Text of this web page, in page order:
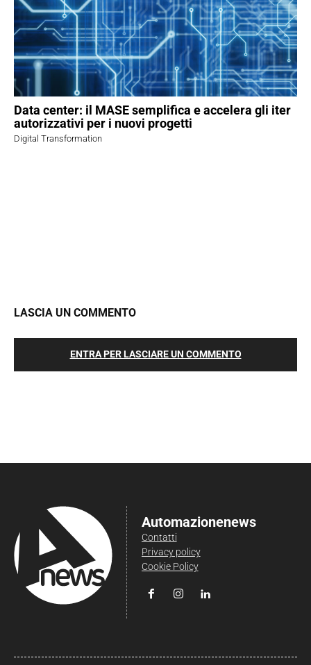
Data center: il MASE semplifica e accelera gli iter
autorizzativi per i nuovi progetti
Digital Transformation
LASCIA UN COMMENTO
ENTRA PER LASCIARE UN COMMENTO
Automazionenews
Contatti
Privacy policy
Cookie Policy